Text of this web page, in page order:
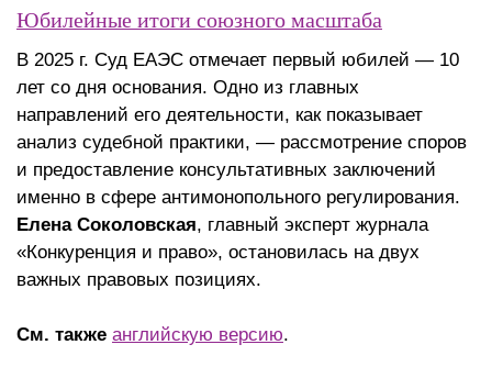
Юбилейные итоги союзного масштаба
В 2025 г. Суд ЕАЭС отмечает первый юбилей — 10
лет со дня основания. Одно из главных
направлений его деятельности, как показывает
анализ судебной практики, — рассмотрение споров
и предоставление консультативных заключений
именно в сфере антимонопольного регулирования.
Елена Соколовская, главный эксперт журнала
«Конкуренция и право», остановилась на двух
важных правовых позициях.
См. также английскую версию.